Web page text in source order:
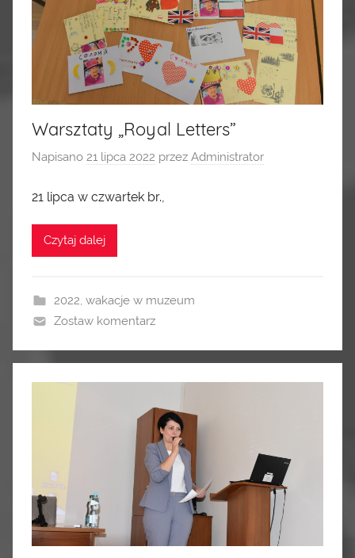
Warsztaty „Royal Letters”
Napisano 21 lipca 2022 przez Administrator
21 lipca w czwartek br.,
Czytaj dalej
2022, wakacje w muzeum
Zostaw komentarz